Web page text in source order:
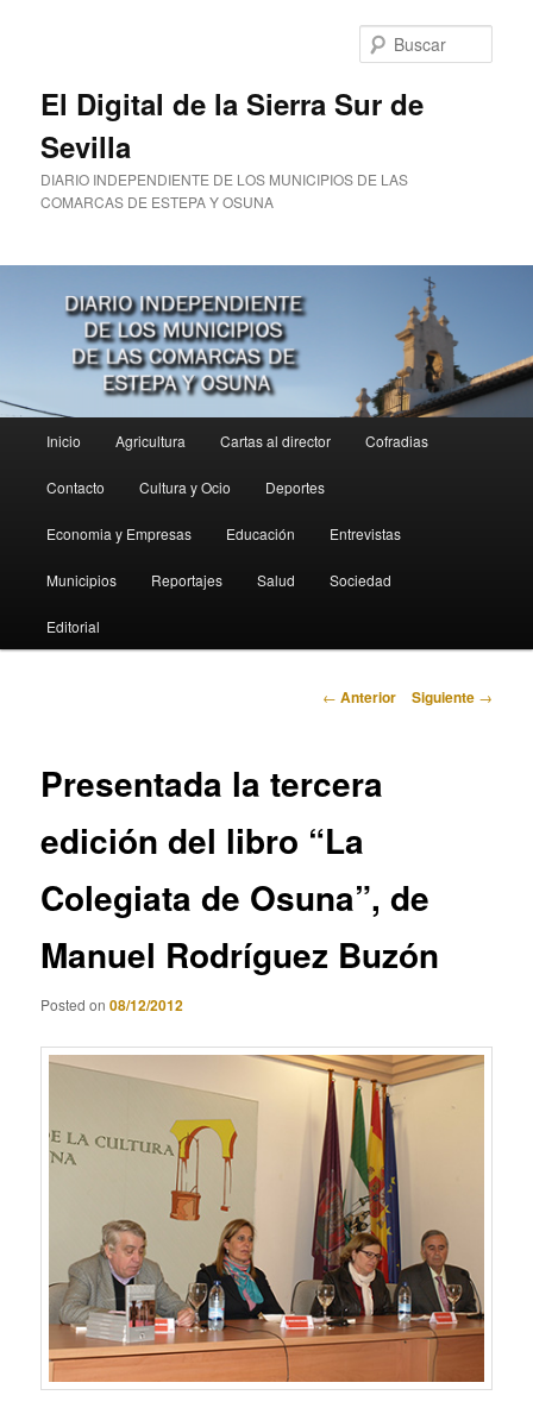
El Digital de la Sierra Sur de
Sevilla
DIARIO INDEPENDIENTE DE LOS MUNICIPIOS DE LAS
COMARCAS DE ESTEPA Y OSUNA
principal
Inicio Agricultura Cartas al director Cofradias
Contacto Cultura y Ocio Deportes
Economia y Empresas Educación Entrevistas
Municipios Reportajes Salud Sociedad
Editorial
Navegación
← Anterior Siguiente →
Presentada la tercera
edición del libro “La
Colegiata de Osuna”, de
Manuel Rodríguez Buzón
Posted on08/12/2012